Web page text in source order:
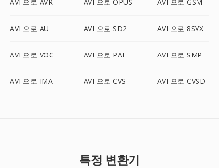
AVI 으로 AVR AVI 으로 OPUS AVI 으로 GSM
AVI 으로 AU AVI 으로 SD2 AVI 으로 8SVX
AVI 으로 VOC AVI 으로 PAF AVI 으로 SMP
AVI 으로 IMA AVI 으로 CVS AVI 으로 CVSD
특정 변환기